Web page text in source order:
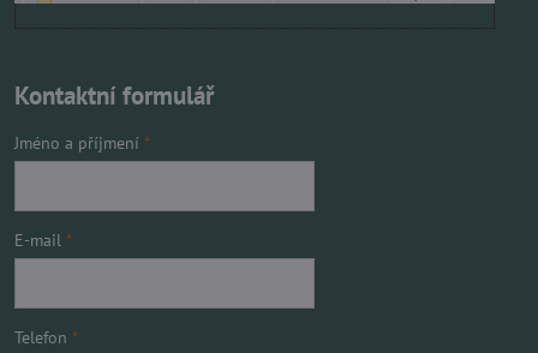
Kontaktní formulář
Jméno a příjmení *
E-mail *
Telefon *